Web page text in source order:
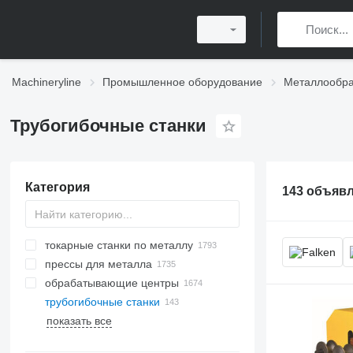
Machineryline Промышленное оборудование
Трубогибочные станки
Категория
токарные станки по металлу
прессы для металла
гидравлические прессы
листогибочные прессы
пресс-ножницы
обрабатывающие центры
плоскошлифовальные станки
круглошлифовальные станки
станки для лазерной резки
станки для плазменной резки
трубогибочные станки
показать все
143